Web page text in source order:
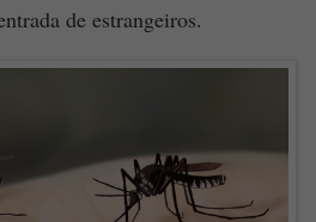
de estrangeiros.